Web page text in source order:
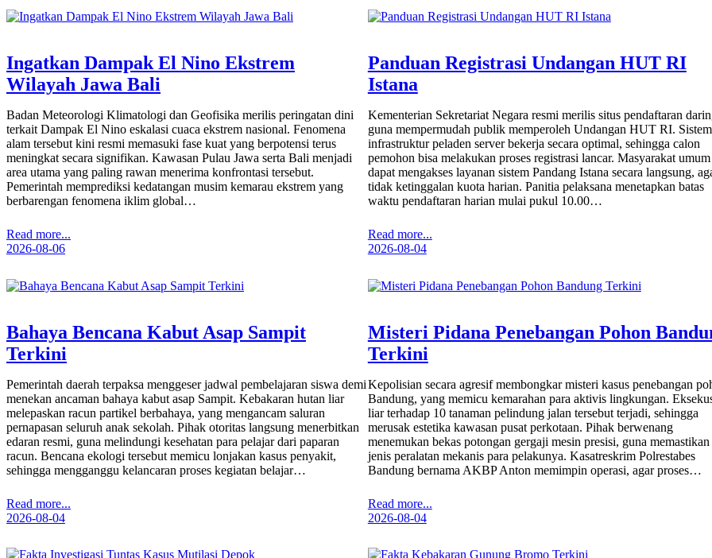
Ingatkan Dampak El Nino Ekstrem
Wilayah Jawa Bali
Badan Meteorologi Klimatologi dan Geofisika merilis peringatan dini
terkait Dampak El Nino eskalasi cuaca ekstrem nasional. Fenomena
alam tersebut kini resmi memasuki fase kuat yang berpotensi terus
meningkat secara signifikan. Kawasan Pulau Jawa serta Bali menjadi
area utama yang paling rawan menerima konfrontasi tersebut.
Pemerintah memprediksi kedatangan musim kemarau ekstrem yang
berbarengan fenomena iklim global…
Read more...
2026-08-06
Panduan Registrasi Undangan HUT RI
Istana
Kementerian Sekretariat Negara resmi merilis situs pendaftaran
guna mempermudah publik memperoleh Undangan HUT RI. Sistem
infrastruktur peladen server bekerja secara optimal, sehingga calon
pemohon bisa melakukan proses registrasi lancar. Masyarakat umum
dapat mengakses layanan sistem Pandang Istana secara langsung,
tidak ketinggalan kuota harian. Panitia pelaksana menetapkan batas
waktu pendaftaran harian mulai pukul 10.00…
Read more...
2026-08-04
Bahaya Bencana Kabut Asap Sampit
Terkini
Pemerintah daerah terpaksa menggeser jadwal pembelajaran siswa demi
menekan ancaman bahaya kabut asap Sampit. Kebakaran hutan liar
melepaskan racun partikel berbahaya, yang mengancam saluran
pernapasan seluruh anak sekolah. Pihak otoritas langsung menerbitkan
edaran resmi, guna melindungi kesehatan para pelajar dari paparan
racun. Bencana ekologi tersebut memicu lonjakan kasus penyakit,
sehingga mengganggu kelancaran proses kegiatan belajar…
Read more...
2026-08-04
Misteri Pidana Penebangan Pohon
Terkini
Kepolisian secara agresif membongkar misteri kasus penebangan
Bandung, yang memicu kemarahan para aktivis lingkungan.
liar terhadap 10 tanaman pelindung jalan tersebut terjadi, sehingga
merusak estetika kawasan pusat perkotaan. Pihak berwenang
menemukan bekas potongan gergaji mesin presisi, guna memastikan
jenis peralatan mekanis para pelakunya. Kasatreskrim Polrestabes
Bandung bernama AKBP Anton memimpin operasi, agar proses…
Read more...
2026-08-04